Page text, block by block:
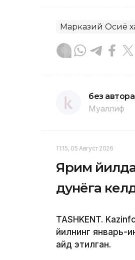
Марказий Осиё
без автора
Муаллиф
11:15, 05 Август 2026
Ярим
дунёга
TASHKENT.
йилнинг январь-
қайд этилган.